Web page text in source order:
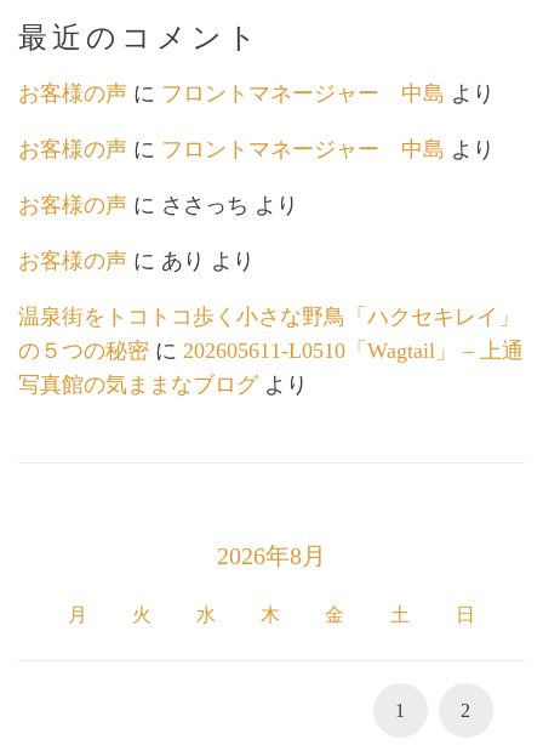
最近のコメント
お客様の声 に フロントマネージャー 中島 より
お客様の声 に フロントマネージャー 中島 より
お客様の声 に ささっち より
お客様の声 に あり より
温泉街をトコトコ歩く小さな野鳥「ハクセキレイ」
の５つの秘密 に 202605611-L0510「Wagtail」 – 上通
写真館の気ままなブログより
2026年8月
月 火 水 木 金 土 日
1 2